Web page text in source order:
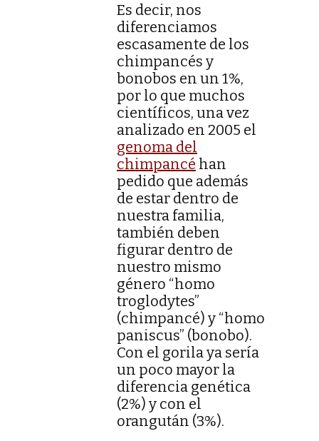
Es decir, nos
diferenciamos
escasamente de los
chimpancés y
bonobos en un 1%,
por lo que muchos
científicos, una vez
analizado en 2005 el
genoma del
chimpancé han
pedido que además
de estar dentro de
nuestra familia,
también deben
figurar dentro de
nuestro mismo
género “homo
troglodytes”
(chimpancé) y “homo
paniscus” (bonobo).
Con el gorila ya sería
un poco mayor la
diferencia genética
(2%) y con el
orangután (3%).